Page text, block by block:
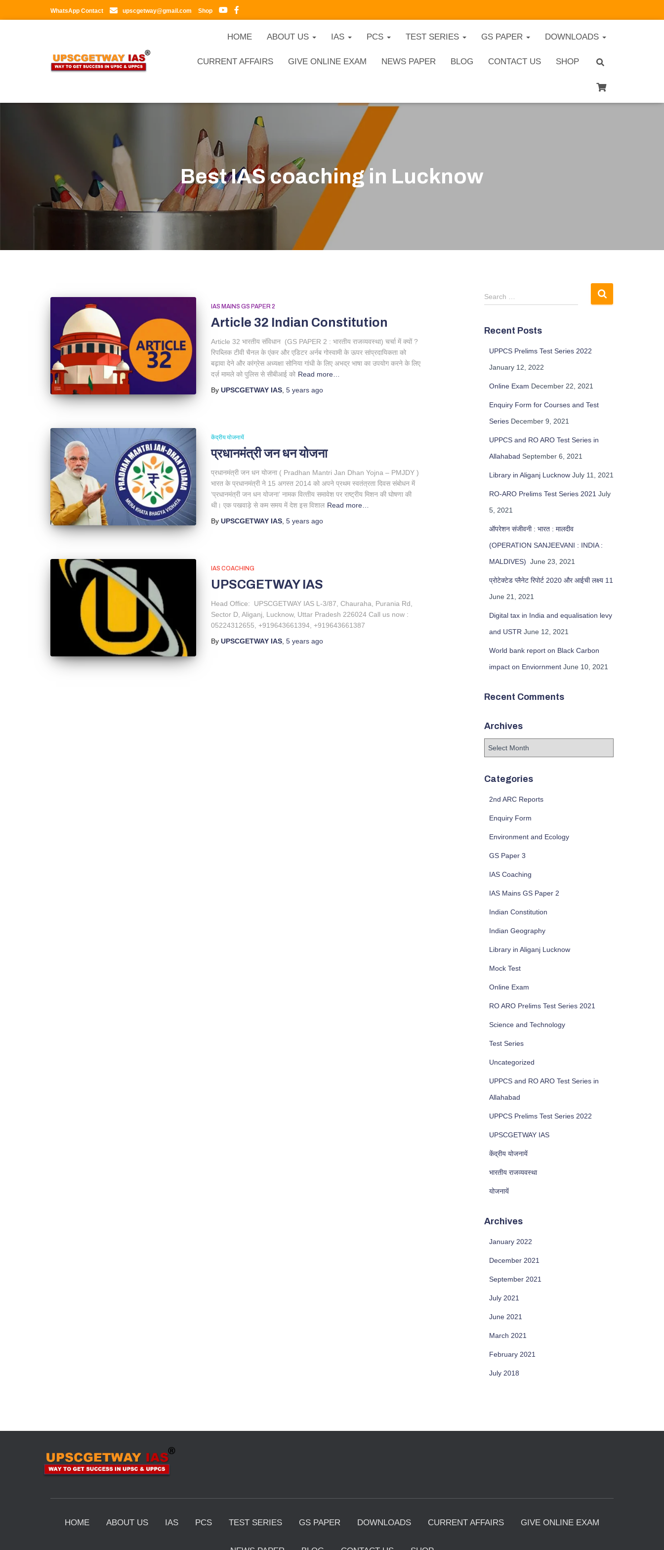
WhatsApp Contact upscgetway@gmail.com Shop
HOME ABOUT US IAS PCS TEST SERIES GS PAPER DOWNLOADS
CURRENT AFFAIRS GIVE ONLINE EXAM NEWS PAPER BLOG CONTACT US SHOP
Best IAS coaching in Lucknow
IAS MAINS GS PAPER 2
Article 32 Indian Constitution
Article 32 भारतीय संविधान (GS PAPER 2 : भारतीय राजव्यवस्था) चर्चा में क्यों ?
रिपब्लिक टीवी चैनल के एंकर और एडिटर अर्नब गोस्वामी के ऊपर सांप्रदायिकता को
बढ़ावा देने और कांग्रेस अध्यक्षा सोनिया गांधी के लिए अभद्र भाषा का उपयोग करने के लिए
दर्ज़ मामले को पुलिस से सीबीआई को Read more…
By UPSCGETWAY IAS 5 years ago
केंद्रीय योजनायें
प्रधानमंत्री जन धन योजना
प्रधानमंत्री जन धन योजना ( Pradhan Mantri Jan Dhan Yojna – PMJDY )
भारत के प्रधानमंत्री ने 15 अगस्‍त 2014 को अपने प्रथम स्‍वतंत्रता दिवस संबोधन में
‘प्रधानमंत्री जन धन योजना’ नामक वित्‍तीय समावेश पर राष्‍ट्रीय मिशन की घोषणा की
थी। एक पखवाड़े से कम समय में देश इस विशाल Read more…
By UPSCGETWAY IAS 5 years ago
IAS COACHING
UPSCGETWAY IAS
Head Office: UPSCGETWAY IAS L-3/87, Chauraha, Purania Rd,
Sector D, Aliganj, Lucknow, Uttar Pradesh 226024 Call us now :
05224312655, +919643661394, +919643661387
By UPSCGETWAY IAS 5 years ago
S
e
c
Search …
Recent Posts
UPPCS Prelims Test Series 2022
January 12, 2022
Online Exam December 22, 2021
Enquiry Form for Courses and Test
Series December 9, 2021
UPPCS and RO ARO Test Series in
Allahabad September 6, 2021
Library in Aliganj Lucknow July 11, 2021
RO-ARO Prelims Test Series 2021 July
5, 2021
ऑपरेशन संजीवनी : भारत : मालदीव
(OPERATION SANJEEVANI : INDIA :
MALDIVES) June 23, 2021
प्रोटेक्टेड प्लैनेट रिपोर्ट 2020 और आईची लक्ष्य 11
June 21, 2021
Digital tax in India and equalisation levy
and USTR June 12, 2021
World bank report on Black Carbon
impact on Enviornment June 10, 2021
Recent Comments
Archives
h
Categories
2nd ARC Reports
Enquiry Form
Environment and Ecology
GS Paper 3
IAS Coaching
IAS Mains GS Paper 2
Indian Constitution
Indian Geography
Library in Aliganj Lucknow
Mock Test
Online Exam
RO ARO Prelims Test Series 2021
Science and Technology
Test Series
Uncategorized
UPPCS and RO ARO Test Series in
Allahabad
UPPCS Prelims Test Series 2022
UPSCGETWAY IAS
केंद्रीय योजनायें
भारतीय राजव्यवस्था
योजनायें
Archives
January 2022
December 2021
September 2021
July 2021
June 2021
March 2021
February 2021
July 2018
HOME ABOUT US IAS PCS TEST SERIES GS PAPER DOWNLOADS CURRENT AFFAIRS GIVE ONLINE EXAM